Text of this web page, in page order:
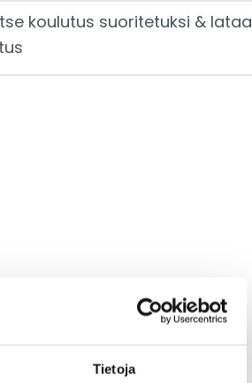
Tietoja
koulutus suoritetuksi & lataa